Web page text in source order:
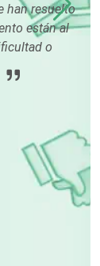
han resuelto
están al
o